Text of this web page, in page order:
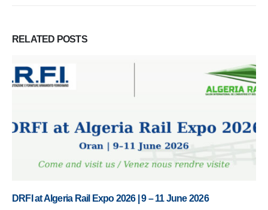
RELATED POSTS
DRFI at Algeria Rail Expo 2026 | 9 – 11 June 2026